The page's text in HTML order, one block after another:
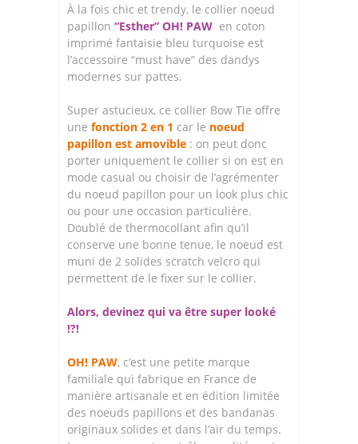
À la fois chic et trendy, le collier noeud
papillon “Esther” OH! PAW en coton
imprimé fantaisie bleu turquoise est
l’accessoire “must have” des dandys
modernes sur pattes.
Super astucieux, ce collier Bow Tie offre
une fonction 2 en 1 car le noeud
papillon est amovible : on peut donc
porter uniquement le collier si on est en
mode casual ou choisir de l’agrémenter
du noeud papillon pour un look plus chic
ou pour une occasion particulière.
Doublé de thermocollant afin qu’il
conserve une bonne tenue, le noeud est
muni de 2 solides scratch velcro qui
permettent de le fixer sur le collier.
Alors, devinez qui va être super looké
!?!
OH! PAW, c’est une petite marque
familiale qui fabrique en France de
manière artisanale et en édition limitée
des noeuds papillons et des bandanas
originaux solides et dans l’air du temps.